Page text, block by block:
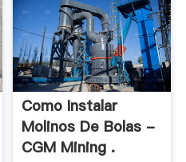
Como Instalar
Molinos De Bolas -
CGM Mining .